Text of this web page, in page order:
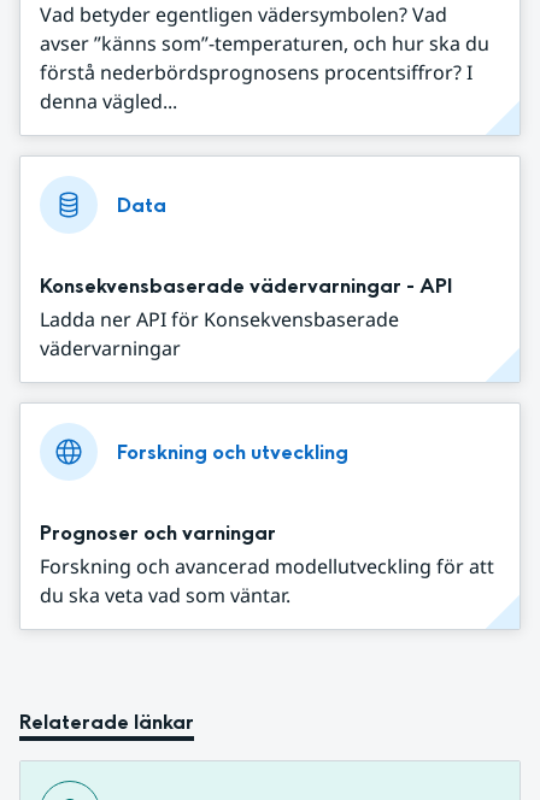
Vad betyder egentligen vädersymbolen? Vad
avser ”känns som”-temperaturen, och hur ska du
förstå nederbördsprognosens procentsiffror? I
denna vägled...
Data
Konsekvensbaserade vädervarningar - API
Ladda ner API för Konsekvensbaserade
vädervarningar
Forskning och utveckling
Prognoser och varningar
Forskning och avancerad modellutveckling för att
du ska veta vad som väntar.
Relaterade länkar